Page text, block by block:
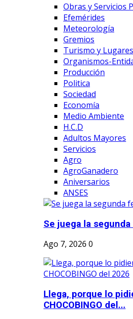
Obras y Servicios
Efemérides
Meteorología
Gremios
Turismo y Lugares
Organismos-
Producción
Politica
Sociedad
Economía
Medio Ambiente
H.C.D
Adultos Mayores
Servicios
Agro
AgroGanadero
Aniversarios
ANSES
Se juega la
Ago 7, 2026 0
Llega, porque lo
CHOCOBINGO del...